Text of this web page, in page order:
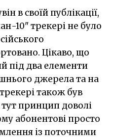
в своїй публікації,
10" трекері не було
Цікаво, що
під два елементи
джерела та на
також був
принцип доволі
абонентові просто
із поточними